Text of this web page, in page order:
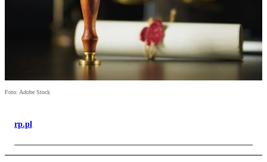
Foto: Adobe Stock
rp.pl